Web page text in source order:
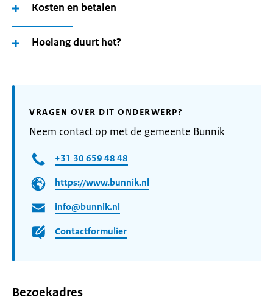
Kosten en betalen
Hoelang duurt het?
VRAGEN OVER DIT ONDERWERP?
Neem contact op met de gemeente Bunnik
+31 30 659 48 48
https://www.bunnik.nl
info@bunnik.nl
Contactformulier
Bezoekadres